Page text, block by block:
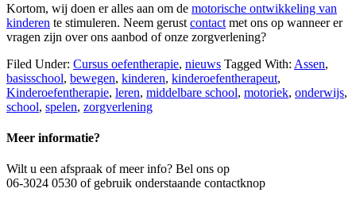
Kortom, wij doen er alles aan om de motorische ontwikkeling van
kinderen te stimuleren. Neem gerust contact met ons op wanneer er
vragen zijn over ons aanbod of onze zorgverlening?
Filed Under: Cursus oefentherapie, nieuws Tagged With: Assen,
basisschool, bewegen, kinderen, kinderoefentherapeut,
Kinderoefentherapie, leren, middelbare school, motoriek, onderwijs,
school, spelen, zorgverlening
Meer informatie?
Wilt u een afspraak of meer info? Bel ons op
06-3024 0530 of gebruik onderstaande contactknop